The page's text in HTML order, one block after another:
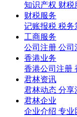
知识产权 财税
财税服务
记账报税 税务
工商服务
公司注册 公司
香港业务
香港公司注册
君林资讯
君林动态 分享
君林企业
企业介绍 专业